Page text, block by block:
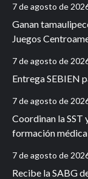
7 de agosto de
Ganan
Juegos
7 de agosto de
Entrega SEBIEN
7 de agosto de
Coordinan la SST
formación
7 de agosto de
Recibe la SABG